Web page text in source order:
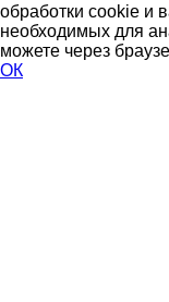
обработки cookie и
необходимых для
можете через
ОК